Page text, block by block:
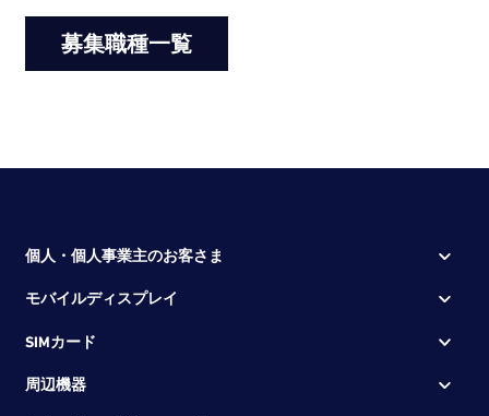
募集職種一覧
個人・個人事業主のお客さま
モバイルディスプレイ
SIMカード
周辺機器